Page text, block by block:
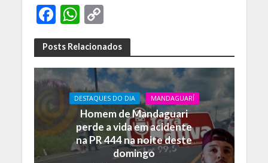
F
ac
e
b
o
o
k
W
h
at
s
A
p
p
C
o
p
y
Li
n
k
Posts Relacionados
DESTAQUES DO DIA MANDAGUARÍ
Homem de Mandaguari
perde a vida em acidente
na PR 444 na noite deste
domingo